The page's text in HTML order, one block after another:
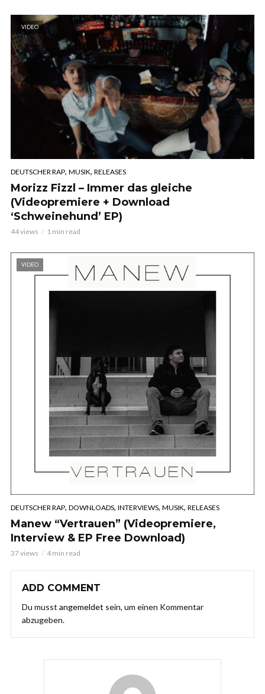
VIDEO
DEUTSCHER RAP, MUSIK, RELEASES
Morizz Fizzl – Immer das gleiche
(Videopremiere + Download
‘Schweinehund’ EP)
44 views 1 min read
VIDEO
DEUTSCHER RAP, DOWNLOADS, INTERVIEWS, MUSIK, RELEASES
Manew “Vertrauen” (Videopremiere,
Interview & EP Free Download)
37 views 4 min read
ADD COMMENT
Du musst angemeldet sein, um einen Kommentar
abzugeben.